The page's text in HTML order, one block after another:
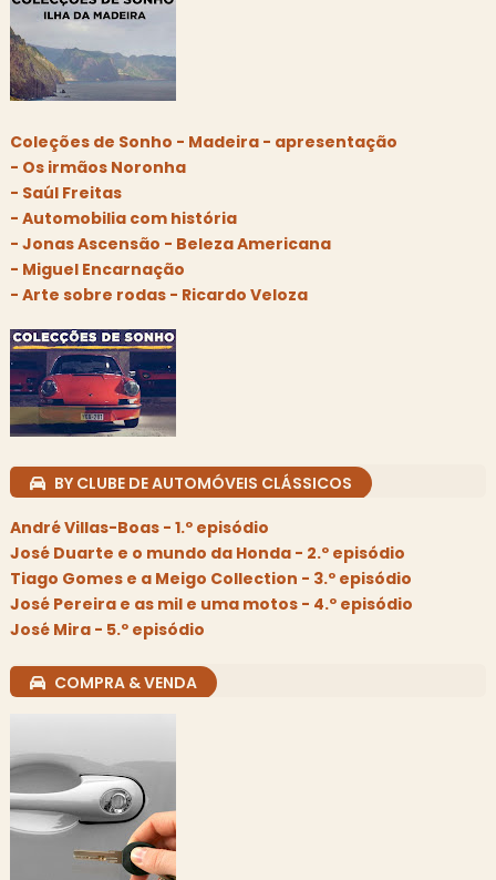
Coleções de Sonho - Madeira - apresentação
- Os irmãos Noronha
- Saúl Freitas
- Automobilia com história
- Jonas Ascensão - Beleza Americana
- Miguel Encarnação
- Arte sobre rodas - Ricardo Veloza
BY CLUBE DE AUTOMÓVEIS CLÁSSICOS
André Villas-Boas - 1.º episódio
José Duarte e o mundo da Honda - 2.º episódio
Tiago Gomes e a Meigo Collection - 3.º episódio
José Pereira e as mil e uma motos - 4.º episódio
José Mira - 5.º episódio
COMPRA & VENDA